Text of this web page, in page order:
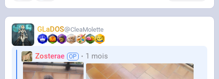
GLaDOS CleaMolette
Zosterae 1 mois